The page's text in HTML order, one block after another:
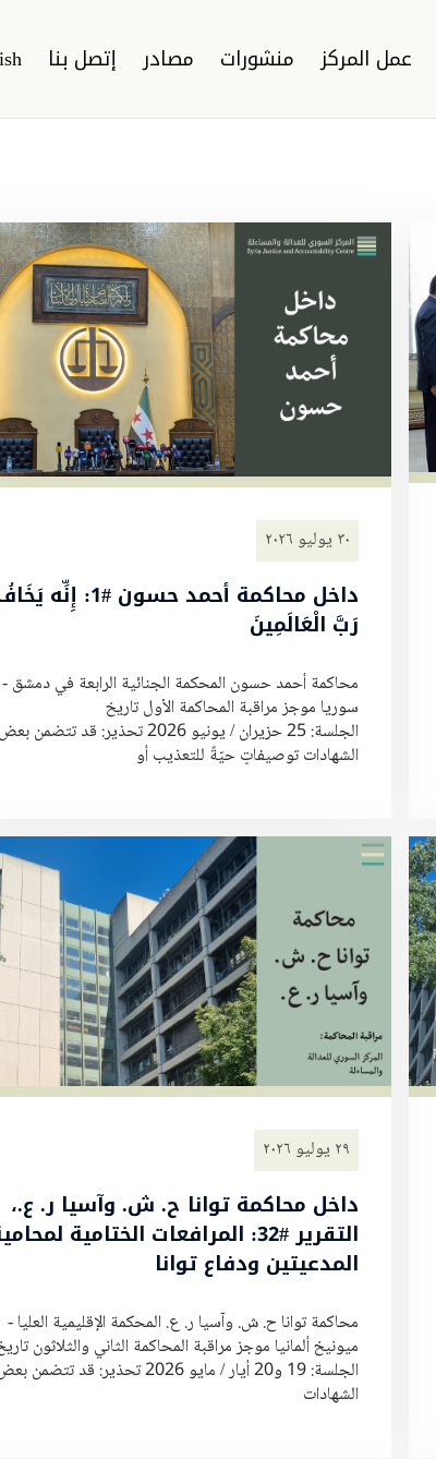
عمل المركز منشورات مصادر إتصل بنا
٣٠ يوليو ٢٠٢٦
داخل محاكمة أحمد حسون #1: إِنِّه
رَبَّ الْعَالَمِينَ
محاكمة أحمد حسون المحكمة الجنائية الرابعة في دمشق -
سوريا موجز مراقبة المحاكمة الأول تاريخ
الجلسة: 25 حزيران / يونيو 2026 تحذير: قد تتضمن
الشهادات توصيفاتٍ حيّةً للتعذيب أو
٢٩ يوليو ٢٠٢٦
داخل محاكمة توانا ح. ش. وآسيا ر. ع.،
التقرير #32: المرافعات الختامية
المدعيتين ودفاع توانا
محاكمة توانا ح. ش. وآسيا ر. ع. المحكمة الإقليمية العليا -
ميونيخ ألمانيا موجز مراقبة المحاكمة الثاني والثلاثون
الجلسة: 19 و20 أيار / مايو 2026 تحذير: قد تتضمن
الشهادات